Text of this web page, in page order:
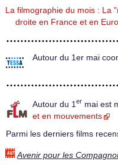
La filmographie du mois : La
droite en France et en
Autour du 1er mai
Autour du 1 er mai est
et en mouvements
Parmi les derniers films
Avenir pour les